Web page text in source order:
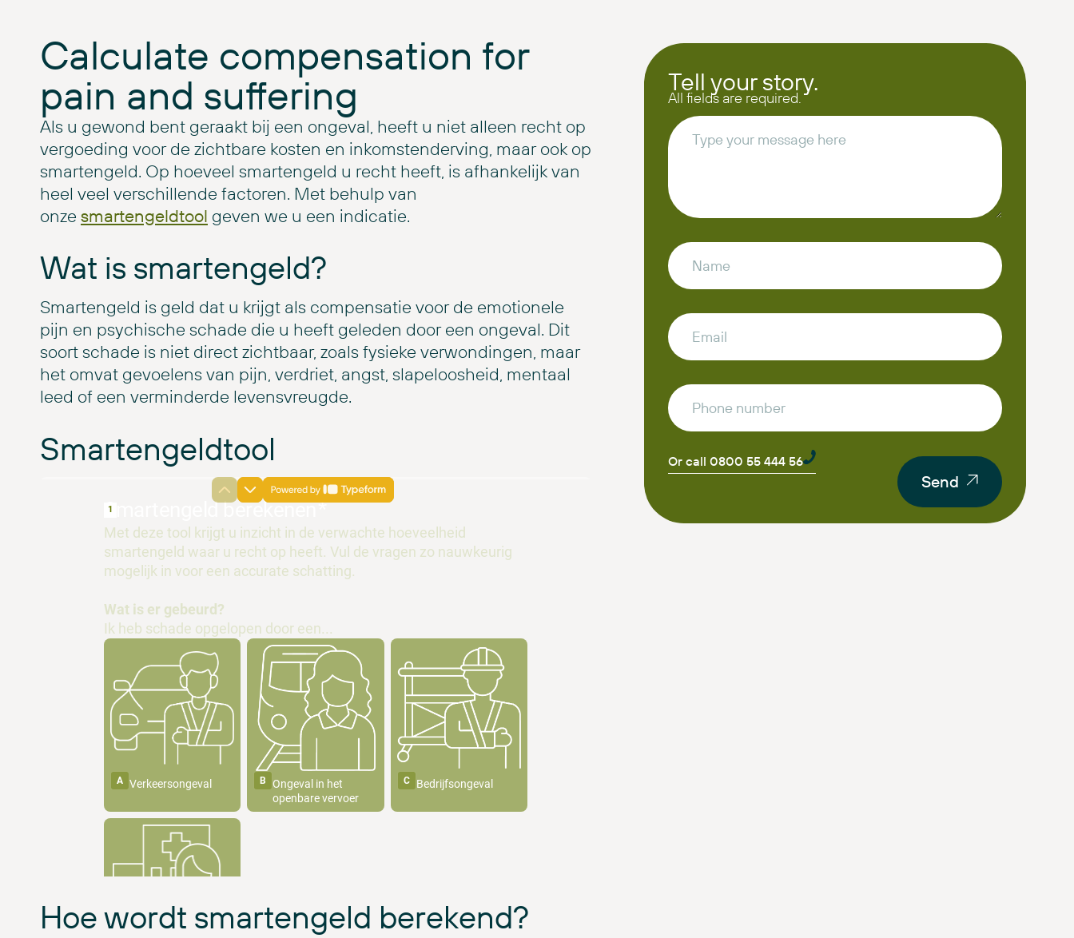
Calculate compensation for
pain and suffering
Als u gewond bent geraakt bij een ongeval, heeft u niet alleen recht op
vergoeding voor de zichtbare kosten en inkomstenderving, maar ook op
smartengeld. Op hoeveel smartengeld u recht heeft, is afhankelijk van
heel veel verschillende factoren. Met behulp van
onze smartengeldtool geven we u een indicatie.
Wat is smartengeld?
Smartengeld is geld dat u krijgt als compensatie voor de emotionele
pijn en psychische schade die u heeft geleden door een ongeval. Dit
soort schade is niet direct zichtbaar, zoals fysieke verwondingen, maar
het omvat gevoelens van pijn, verdriet, angst, slapeloosheid, mentaal
leed of een verminderde levensvreugde.
Smartengeldtool
Hoe wordt smartengeld berekend?
Tell your story.
All fields are required.
Send
Or call 0800 55 444 56